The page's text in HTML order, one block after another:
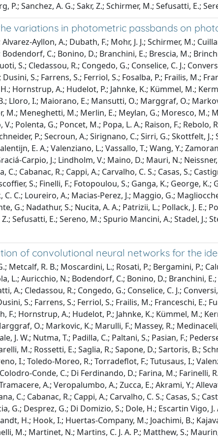
Sanchez, A. G.; Sakr, Z.; Schirmer, M.; Sefusatti, E.;
variations in photometric passbands on
Ayllon, A.; Dubath, F.; Mohr, J. J.; Schirmer, M.;
C.; Bonino, D.; Branchini, E.; Brescia, M.;
S.; Cledassou, R.; Congedo, G.; Conselice, C. J.;
S.; Farrens, S.; Ferriol, S.; Fosalba, P.; Frailis, M.;
Hornstrup, A.; Hudelot, P.; Jahnke, K.; Kümmel, M.;
Lloro, I.; Maiorano, E.; Mansutti, O.; Marggraf, O.;
M.; Meneghetti, M.; Merlin, E.; Meylan, G.; Moresco, M.;
Polenta, G.; Poncet, M.; Popa, L. A.; Raison, F.; Rebolo,
P.; Secroun, A.; Sirignano, C.; Sirri, G.; Skottfelt,
E. A.; Valenziano, L.; Vassallo, T.; Wang, Y.;
Carpio, J.; Lindholm, V.; Maino, D.; Mauri, N.;
Cabanac, R.; Cappi, A.; Carvalho, C. S.; Casas, S.;
S.; Finelli, F.; Fotopoulou, S.; Ganga, K.; George,
C. C.; Loureiro, A.; Macias-Perez, J.; Maggio, G.;
G.; Nadathur, S.; Nucita, A. A.; Patrizii, L.; Pollack, J. E.;
Sefusatti, E.; Sereno, M.; Spurio Mancini, A.; Stadel, J.;
of convolutional neural networks for the
R. B.; Moscardini, L.; Rosati, P.; Bergamini, P.;
L.; Auricchio, N.; Bodendorf, C.; Bonino, D.; Branchini,
A.; Cledassou, R.; Congedo, G.; Conselice, C. J.;
S.; Farrens, S.; Ferriol, S.; Frailis, M.; Franceschi, E.;
F.; Hornstrup, A.; Hudelot, P.; Jahnke, K.; Kümmel, M.;
O.; Markovic, K.; Marulli, F.; Massey, R.;
J. W.; Nutma, T.; Padilla, C.; Paltani, S.; Pasian, F.;
M.; Rossetti, E.; Saglia, R.; Sapone, D.; Sartoris, B.;
I.; Toledo-Moreo, R.; Torradeflot, F.; Tutusaus, I.;
Conde, C.; Di Ferdinando, D.; Farina, M.; Farinelli,
A.; Veropalumbo, A.; Zucca, E.; Akrami, Y.;
C.; Cabanac, R.; Cappi, A.; Carvalho, C. S.; Casas, S.;
G.; Desprez, G.; Di Domizio, S.; Dole, H.; Escartin Vigo,
H.; Hook, I.; Huertas-Company, M.; Joachimi, B.;
M.; Martinet, N.; Martins, C. J. A. P.; Matthew, S.;